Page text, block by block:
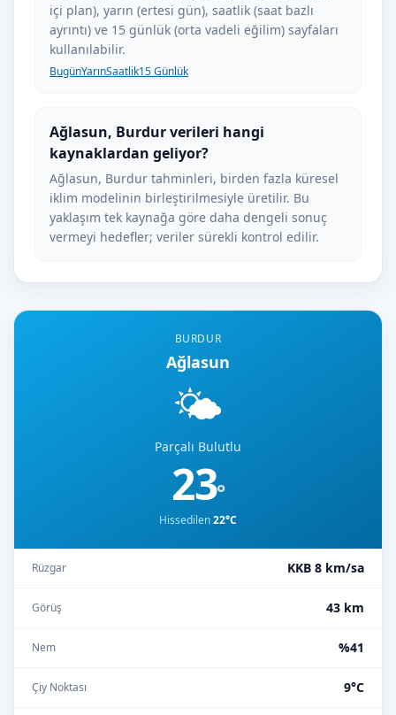
BURDUR
Ağlasun
🌤️
Parçalı Bulutlu
23°
Hissedilen22°C
Rüzgar KKB 8 km/sa
Görüş 43 km
Nem %41
Çiy Noktası 9°C
içi plan), yarın (ertesi gün), saatlik (saat bazlı
ayrıntı) ve 15 günlük (orta vadeli eğilim) sayfaları
kullanılabilir.
BugünYarınSaatlik15 Günlük
Ağlasun, Burdur verileri hangi
kaynaklardan geliyor?
Ağlasun, Burdur tahminleri, birden fazla küresel
iklim modelinin birleştirilmesiyle üretilir. Bu
yaklaşım tek kaynağa göre daha dengeli sonuç
vermeyi hedefler; veriler sürekli kontrol edilir.